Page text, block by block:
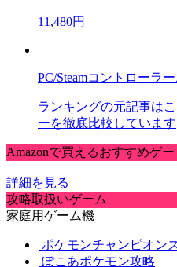
11,480円
PC/Steamコントローラ
ランキングの元記事は
ーを徹底比較しています
Amazonで買えるおすすめゲ
詳細を見る
攻略取扱いゲーム
家庭用ゲーム機
ポケモンチャンピオン
ぽこあポケモン攻略